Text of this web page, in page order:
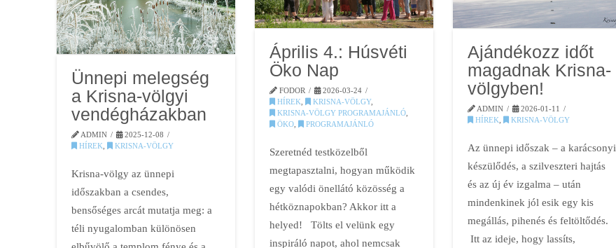
Április 4.: Húsvéti
Öko Nap
FODOR
2026-03-24
HÍREK
KRISNA-VÖLGY,
KRISNA-VÖLGY PROGRAMAJÁNLÓ,
ÖKO, PROGRAMAJÁNLÓ
Szeretnéd testközelből
megtapasztalni, hogyan működik
egy valódi önellátó közösség a
hétköznapokban? Akkor itt a
helyed! Tölts el velünk egy
inspiráló napot, ahol nemcsak
Ajándékozz időt
magadnak Krisna-
völgyben!
ADMIN
2026-01-11
HÍREK
KRISNA-VÖLGY
Az ünnepi időszak – a karácsonyi
készülődés, a szilveszteri hajtás
és az új év izgalma – után
mindenkinek jól esik egy kis
megállás, pihenés és feltöltődés.
Itt az ideje, hogy lassíts,
Ünnepi melegség
a Krisna-völgyi
vendégházakban
ADMIN
2025-12-08
HÍREK
KRISNA-VÖLGY
Krisna-völgy az ünnepi
időszakban a csendes,
bensőséges arcát mutatja meg: a
téli nyugalomban különösen